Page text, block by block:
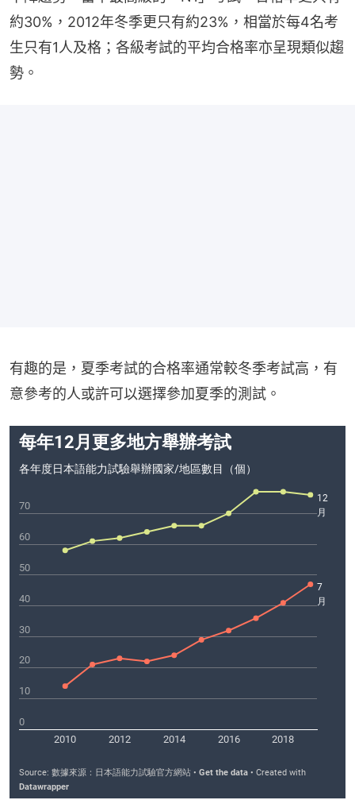
約30%，2012年冬季更只有約23%，相當於每4名考
生只有1人及格；各級考試的平均合格率亦呈現類似趨
勢。
有趣的是，夏季考試的合格率通常較冬季考試高，有
意參考的人或許可以選擇參加夏季的測試。